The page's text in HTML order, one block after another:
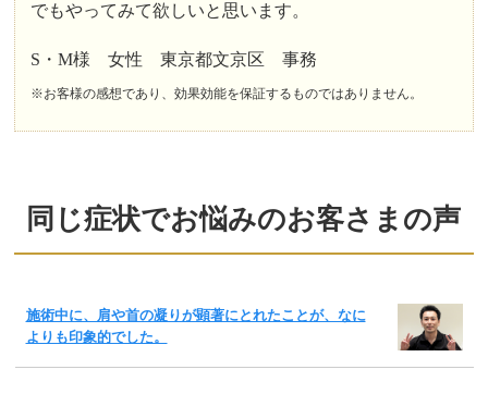
でもやってみて欲しいと思います。
S・M様 女性 東京都文京区 事務
※お客様の感想であり、効果効能を保証するものではありません。
同じ症状でお悩みのお客さまの声
施術中に、肩や首の凝りが顕著にとれたことが、なに
よりも印象的でした。